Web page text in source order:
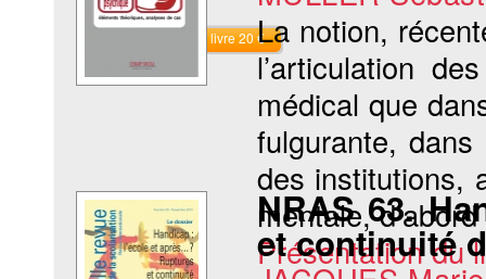
Commander le livre 20 €La notion,
l’articulation
médical que
fulgurante,
des institutions,
mentale,
Présentation du
NRAS 63.
et continuité